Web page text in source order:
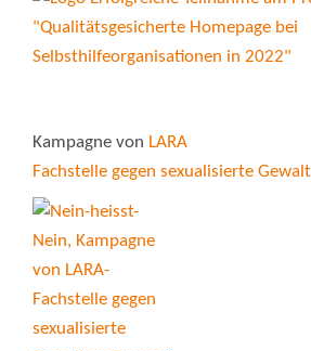
Kampagne von LARA
Fachstelle gegen sexualisierte